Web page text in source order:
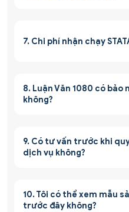
7. Chi phí nhận chạy
8. Luận Văn 1080 có
không?
9. Có tư vấn trước khi
dịch vụ không?
10. Tôi có thể xem mẫu
trước đây không?